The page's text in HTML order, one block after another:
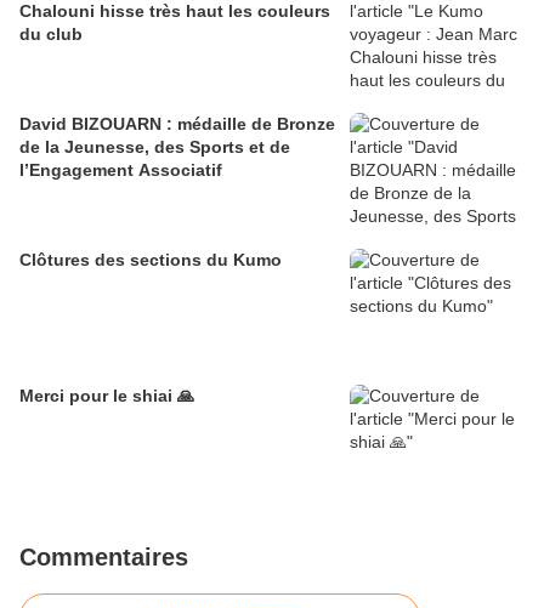
Chalouni hisse très haut les couleurs
du club
David BIZOUARN : médaille de Bronze
de la Jeunesse, des Sports et de
l’Engagement Associatif
Clôtures des sections du Kumo
Merci pour le shiai 🙏
Commentaires